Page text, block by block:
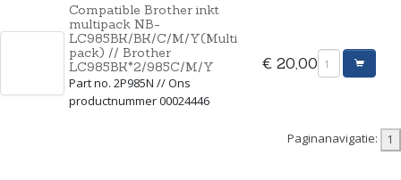
Compatible Brother inkt
multipack NB-
LC985BK/BK/C/M/Y(Multi
pack) // Brother
LC985BK*2/985C/M/Y
Part no. 2P985N // Ons
productnummer 00024446
€ 20,00
Paginanavigatie: